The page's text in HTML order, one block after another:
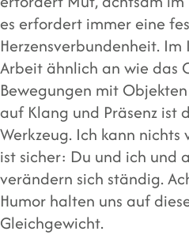
es erfordert immer eine
Herzensverbundenheit.
Arbeit ähnlich an wie das
Bewegungen mit
auf Klang und Präsenz ist
Werkzeug. Ich kann nichts
ist sicher: Du und ich und
verändern sich ständig.
Humor halten uns auf
Gleichgewicht.